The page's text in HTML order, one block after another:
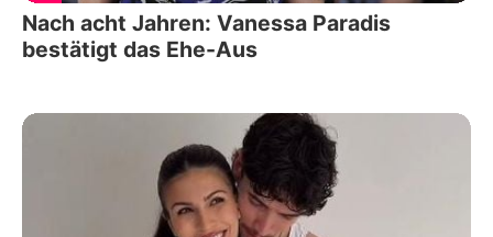
Nach acht Jahren: Vanessa Paradis
bestätigt das Ehe-Aus